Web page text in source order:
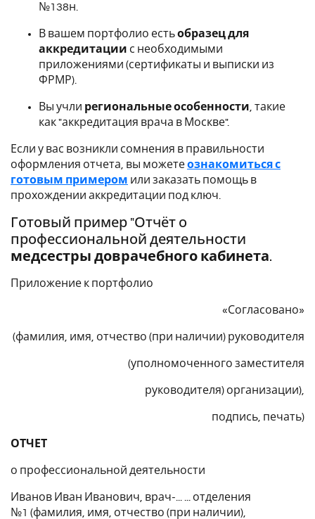
№138н.
В вашем портфолио естьобразец для
аккредитации с необходимыми
приложениями (сертификаты и выписки из
ФРМР).
Вы учли региональные особенности , такие
как "аккредитация врача в Москве".
Если у вас возникли сомнения в правильности
оформления отчета, вы можетеознакомиться с
готовым примером или заказать помощь в
прохождении аккредитации под ключ.
Готовый пример "Отчёт о
профессиональной деятельности
медсестры доврачебного кабинета.
Приложение к портфолио
«Согласовано»
(фамилия, имя, отчество (при наличии) руководителя
(уполномоченного заместителя
руководителя) организации),
подпись, печать)
ОТЧЕТ
о профессиональной деятельности
Иванов Иван Иванович, врач-... ... отделения
№1 (фамилия, имя, отчество (при наличии),